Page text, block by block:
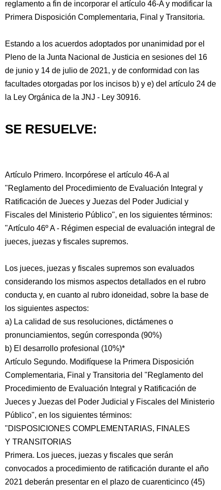
reglamento a fin de incorporar el artículo 46-A y modificar la
Primera Disposición Complementaria, Final y Transitoria.
Estando a los acuerdos adoptados por unanimidad por el
Pleno de la Junta Nacional de Justicia en sesiones del 16
de junio y 14 de julio de 2021, y de conformidad con las
facultades otorgadas por los incisos b) y e) del artículo 24 de
la Ley Orgánica de la JNJ - Ley 30916.
SE RESUELVE:
Artículo Primero. Incorpórese el artículo 46-A al
"Reglamento del Procedimiento de Evaluación Integral y
Ratificación de Jueces y Juezas del Poder Judicial y
Fiscales del Ministerio Público", en los siguientes términos:
"Artículo 46º A - Régimen especial de evaluación integral de
jueces, juezas y fiscales supremos.
Los jueces, juezas y fiscales supremos son evaluados
considerando los mismos aspectos detallados en el rubro
conducta y, en cuanto al rubro idoneidad, sobre la base de
los siguientes aspectos:
a) La calidad de sus resoluciones, dictámenes o
pronunciamientos, según corresponda (90%)
b) El desarrollo profesional (10%)*
Artículo Segundo. Modifíquese la Primera Disposición
Complementaria, Final y Transitoria del "Reglamento del
Procedimiento de Evaluación Integral y Ratificación de
Jueces y Juezas del Poder Judicial y Fiscales del Ministerio
Público", en los siguientes términos:
"DISPOSICIONES COMPLEMENTARIAS, FINALES
Y TRANSITORIAS
Primera. Los jueces, juezas y fiscales que serán
convocados a procedimiento de ratificación durante el año
2021 deberán presentar en el plazo de cuarenticinco (45)